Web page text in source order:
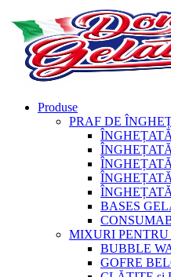
Produse
PRAF DE
BASES
MIXURI PENTRU
BUBBLE
GOFRE